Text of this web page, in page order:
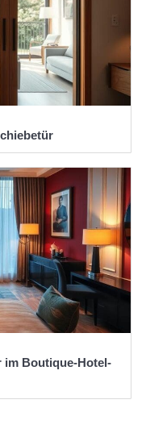
im Boutique-Hotel-